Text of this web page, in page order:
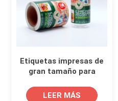
Etiquetas impresas de
gran tamaño para
condimentos en polvo
LEER MÁS